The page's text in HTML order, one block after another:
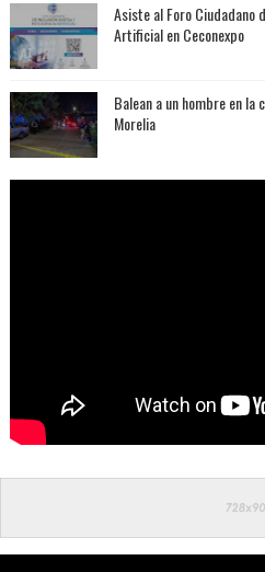
Asiste al Foro Ciudadano
Artificial en Ceconexpo
Balean a un hombre en la
Morelia